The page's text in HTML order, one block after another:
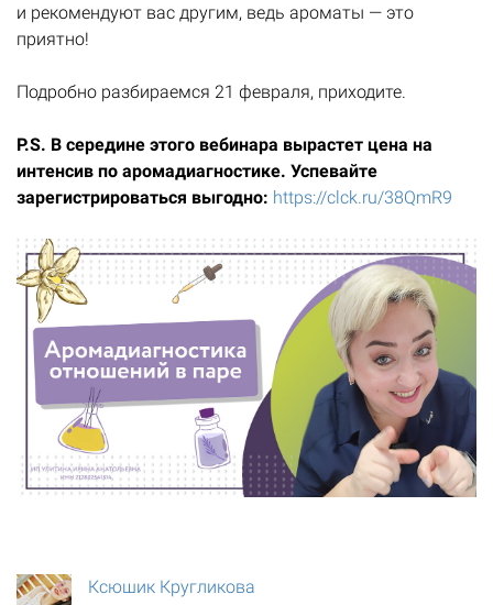
и рекомендуют вас другим, ведь ароматы — это
приятно!
Подробно разбираемся 21 февраля, приходите.
P.S. В середине этого вебинара вырастет цена на
интенсив по аромадиагностике. Успевайте
зарегистрироваться выгодно: https://clck.ru/38QmR9
Ксюшик Кругликова